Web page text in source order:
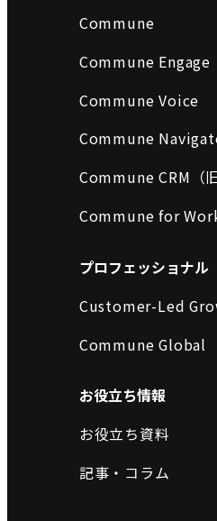
Commune
Commune Engage
Commune Voice
Commune
Commune CRM（
Commune for
プロフェッショナル
Customer-Led
Commune Global
お役立ち情報
お役立ち資料
記事・コラム